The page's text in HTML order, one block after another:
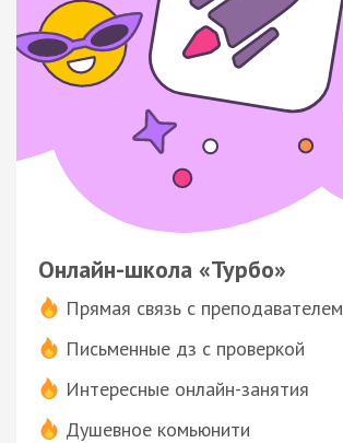
Онлайн-школа «Турбо»
Прямая связь с преподавателем
Письменные дз с проверкой
Интересные онлайн-занятия
Душевное комьюнити